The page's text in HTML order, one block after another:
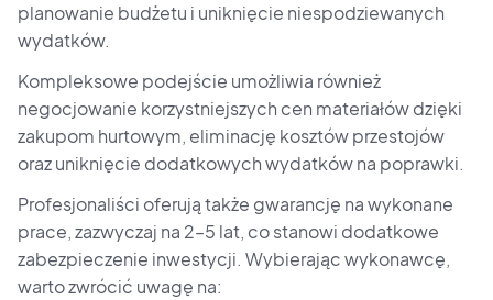
planowanie budżetu i uniknięcie niespodziewanych
wydatków.
Kompleksowe podejście umożliwia również
negocjowanie korzystniejszych cen materiałów dzięki
zakupom hurtowym, eliminację kosztów przestojów
oraz uniknięcie dodatkowych wydatków na poprawki.
Profesjonaliści oferują także gwarancję na wykonane
prace, zazwyczaj na 2–5 lat, co stanowi dodatkowe
zabezpieczenie inwestycji. Wybierając wykonawcę,
warto zwrócić uwagę na: